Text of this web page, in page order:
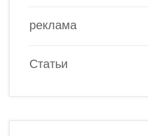
реклама
Статьи